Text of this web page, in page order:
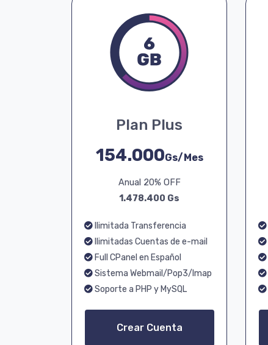
Plan Plus
154.000Gs/Mes
Anual 20% OFF
1.478.400 Gs
Ilimitada Transferencia
Ilimitadas Cuentas de e-mail
Full CPanel en Español
Sistema Webmail/Pop3/Imap
Soporte a PHP y MySQL
Crear Cuenta